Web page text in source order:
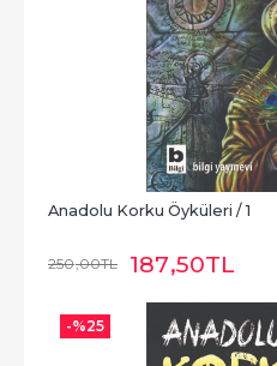
Anadolu Korku Öyküleri / 1
250,00TL 187,50TL
-%25